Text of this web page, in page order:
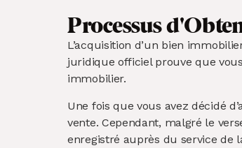
Processus
L’acquisition d’un bien
juridique officiel prouve que
immobilier.
Une fois que vous avez décidé
vente. Cependant, malgré le
enregistré auprès du service de